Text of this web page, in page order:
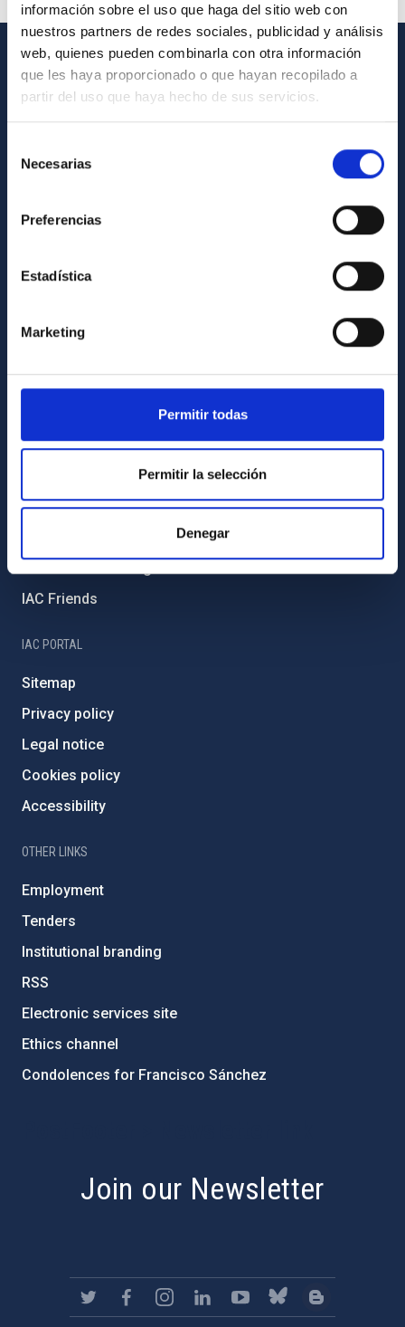
información sobre el uso que haga del sitio web con
nuestros partners de redes sociales, publicidad y análisis
web, quienes pueden combinarla con otra información
que les haya proporcionado o que hayan recopilado a
partir del uso que haya hecho de sus servicios.
Necesarias
Preferencias
Estadística
Marketing
Permitir todas
Permitir la selección
Denegar
GENERAL INFORMATION
ABOUT THE IAC
Gender equality and diversity
Environment and Sustainability
IAC Projects
IAC Friends
IAC PORTAL
Sitemap
Privacy policy
Legal notice
Cookies policy
Accessibility
OTHER LINKS
Employment
Tenders
Institutional branding
RSS
Electronic services site
Ethics channel
Condolences for Francisco Sánchez
Join our Newsletter